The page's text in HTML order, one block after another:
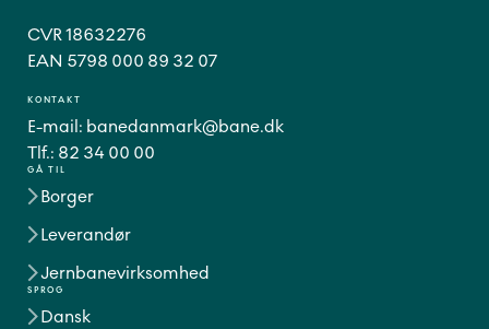
GÅ TIL
Borger
Leverandør
Jernbanevirksomhed
SPROG
Dansk
CVR 18632276
EAN 5798 000 89 32 07
KONTAKT
E-mail: banedanmark@bane.dk
Tlf.: 82 34 00 00